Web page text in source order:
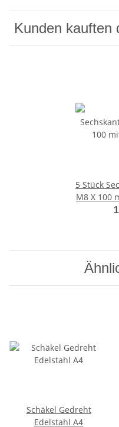
Kunden kauften
5 Stück
M8 X 100
8,4 (M8)
Schäkel Gedreht
Edelstahl A4